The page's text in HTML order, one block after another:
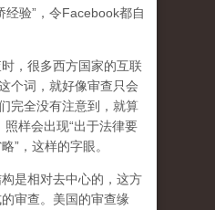
经验”，令Facebook都自
，很多西方国家的互联
个词，就好像审查只会
完全没有注意到， 就算
样会出现“出于法律要
”，这样的字眼。
是相对去中心的，这方
审查。美国的审查缘